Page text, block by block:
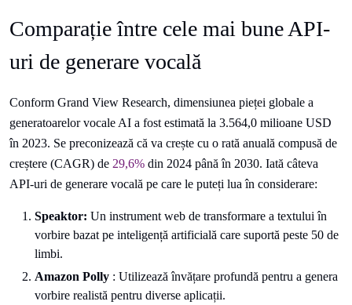
Comparație între cele mai bune API-
uri de generare vocală
Conform Grand View Research, dimensiunea pieței globale a
generatoarelor vocale AI a fost estimată la 3.564,0 milioane USD
în 2023. Se preconizează că va crește cu o rată anuală compusă de
creștere (CAGR) de 29,6% din 2024 până în 2030. Iată câteva
API-uri de generare vocală pe care le puteți lua în considerare:
Speaktor: Un instrument web de transformare a textului în
vorbire bazat pe inteligență artificială care suportă peste 50 de
limbi.
Amazon Polly : Utilizează învățare profundă pentru a genera
vorbire realistă pentru diverse aplicații.